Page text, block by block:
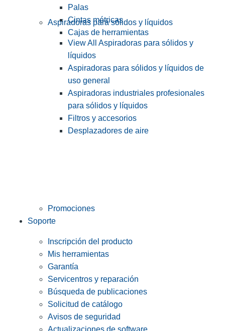
Palas
Cintas métricas
Cajas de herramientas
Aspiradoras para sólidos y líquidos
View All Aspiradoras para sólidos y
líquidos
Aspiradoras para sólidos y líquidos de
uso general
Aspiradoras industriales profesionales
para sólidos y líquidos
Filtros y accesorios
Desplazadores de aire
Promociones
Soporte
Inscripción del producto
Mis herramientas
Garantía
Servicentros y reparación
Búsqueda de publicaciones
Solicitud de catálogo
Avisos de seguridad